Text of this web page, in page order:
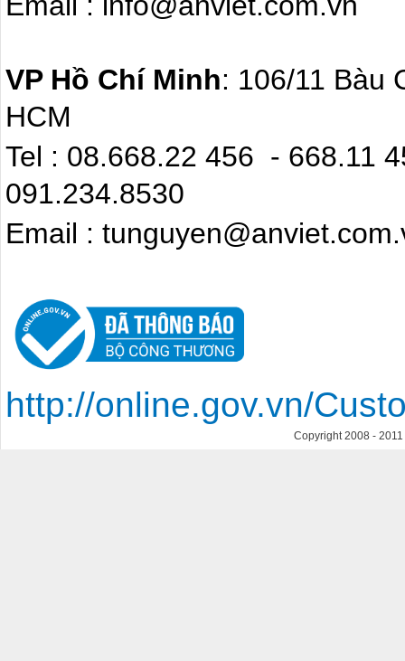
VP Hồ Chí Minh: 106/11 Bàu
HCM
Tel : 08.668.22
091.234.8530
Email :
http://online.gov.vn/
Copyright 2008 - 2011